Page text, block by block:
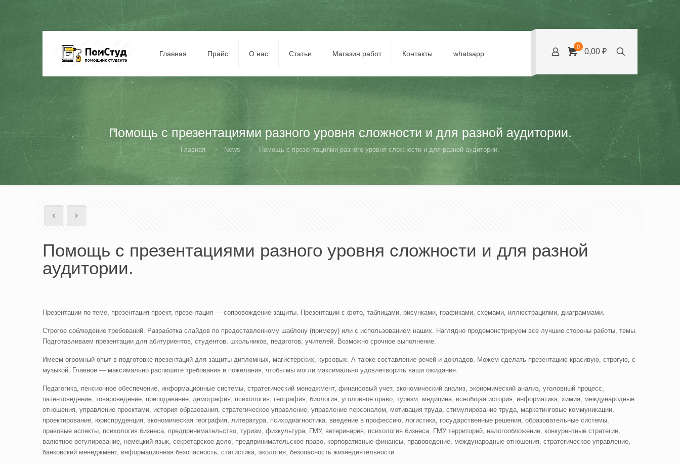
Главная Прайс О нас Статьи Магазин работ Контакты whatsapp
0
0,00 ₽
Помощь с презентациями разного уровня сложности и для разной аудитории.
Главная News Помощь с презентациями разного уровня сложности и для разной аудитории.
Помощь с презентациями разного уровня сложности и для разной
аудитории.
Презентации по теме, презентация-проект, презентация — сопровождение защиты. Презентации с фото, таблицами, рисунками, графиками, схемами, иллюстрациями, диаграммами.
Строгое соблюдение требований. Разработка слайдов по предоставленному шаблону (примеру) или с использованием наших. Наглядно продемонстрируем все лучшие стороны работы, темы.
Подготавливаем презентации для абитуриентов, студентов, школьников, педагогов, учителей. Возможно срочное выполнение.
Имеем огромный опыт в подготовке презентаций для защиты дипломных, магистерских, курсовых. А также составление речей и докладов. Можем сделать презентацию красивую, строгую, с
музыкой. Главное — максимально распишите требования и пожелания, чтобы мы могли максимально удовлетворить ваши ожидания.
Педагогика, пенсионное обеспечение, информационные системы, стратегический менеджмент, финансовый учет, экономический анализ, экономический анализ, уголовный процесс,
патентоведение, товароведение, преподавание, демография, психология, география, биология, уголовное право, туризм, медицина, всеобщая история, информатика, химия, международные
отношения, управление проектами, история образования, стратегическое управление, управление персоналом, мотивация труда, стимулирование труда, маркетинговые коммуникации,
проектирование, юриспруденция, экономическая география, литература, психодиагностика, введение в профессию, логистика, государственные решения, образовательные системы,
правовые аспекты, психология бизнеса, предпринимательство, туризм, физкультура, ГМУ, ветеринария, психология бизнеса, ГМУ территорий, налогообложение, конкурентные стратегии,
валютное регулирование, немецкий язык, секретарское дело, предпринимательское право, корпоративные финансы, правоведение, международные отношения, стратегическое управление,
банковский менеджмент, информационная безопасность, статистика, экология, безопасность жизнедеятельности